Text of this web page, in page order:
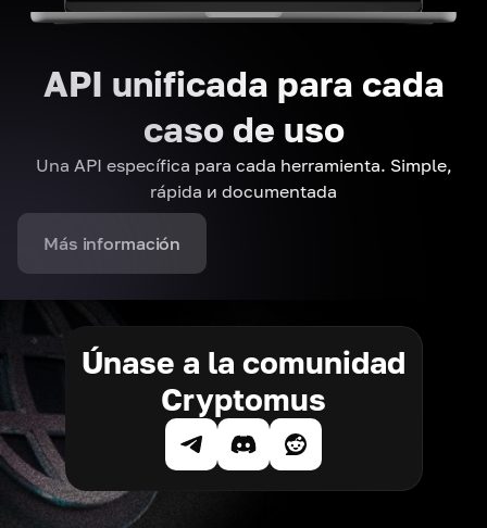
API unificada para cada
caso de uso
Una API específica para cada herramienta. Simple,
rápida и documentada
Más información
Únase a la comunidad
Cryptomus